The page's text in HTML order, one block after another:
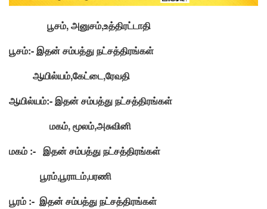
பூசம், அனுசம்,உத்திரட்டாதி
பூசம்:- இதன் சம்பத்து நட்சத்திரங்கள்
ஆயில்யம்,கேட்டை,ரேவதி
ஆயில்யம்:- இதன் சம்பத்து நட்சத்திரங்கள்
மகம், மூலம்,அசுவினி
மகம் :- இதன் சம்பத்து நட்சத்திரங்கள்
பூரம்,பூராடம்,பரணி
பூரம் :- இதன் சம்பத்து நட்சத்திரங்கள்